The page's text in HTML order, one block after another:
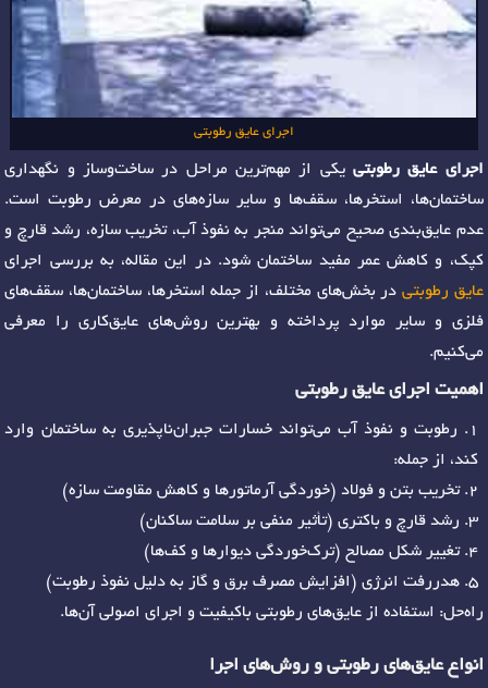
اجرای عایق رطوبتی
اجرای عایق رطوبتی یکی از مهم‌ترین مراحل در ساخت‌وساز و نگهداری
ساختمان‌ها، استخرها، سقف‌ها و سایر سازه‌های در معرض رطوبت است.
عدم عایق‌بندی صحیح می‌تواند منجر به نفوذ آب، تخریب سازه، رشد قارچ و
کپک، و کاهش عمر مفید ساختمان شود. در این مقاله، به بررسی اجرای
عایق رطوبتی در بخش‌های مختلف، از جمله استخرها، ساختمان‌ها، سقف‌های
فلزی و سایر موارد پرداخته و بهترین روش‌های عایق‌کاری را معرفی
می‌کنیم.
اهمیت اجرای عایق رطوبتی
رطوبت و نفوذ آب می‌تواند خسارات جبران‌ناپذیری به ساختمان وارد
کند، از جمله:
تخریب بتن و فولاد (خوردگی آرماتورها و کاهش مقاومت سازه)
رشد قارچ و باکتری (تأثیر منفی بر سلامت ساکنان)
تغییر شکل مصالح (ترک‌خوردگی دیوارها و کف‌ها)
هدررفت انرژی (افزایش مصرف برق و گاز به دلیل نفوذ رطوبت)
راه‌حل: استفاده از عایق‌های رطوبتی باکیفیت و اجرای اصولی آن‌ها.
انواع عایق‌های رطوبتی و روش‌های اجرا